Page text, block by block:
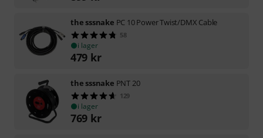
the sssnake PC 10 Power Twist/DMX Cable
58
i lager
479 kr
the sssnake PNT 20
129
i lager
769 kr